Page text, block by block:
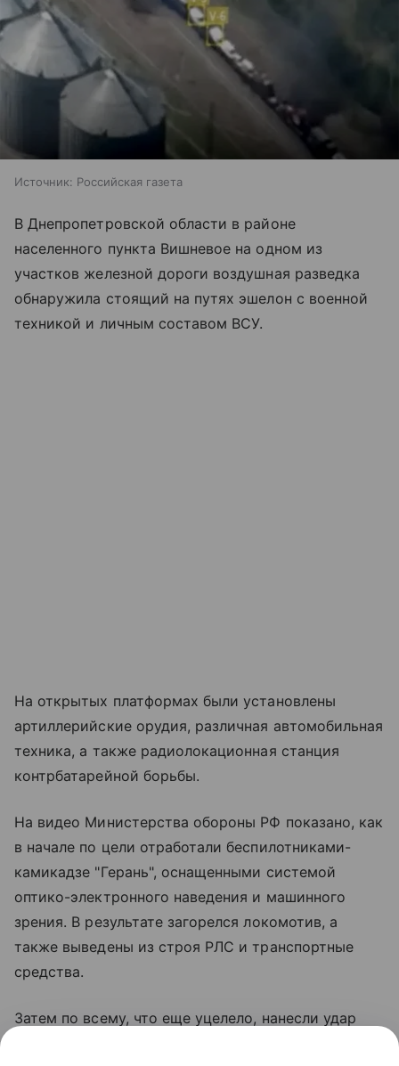
Источник: Российская газета
В Днепропетровской области в районе
населенного пункта Вишневое на одном из
участков железной дороги воздушная разведка
обнаружила стоящий на путях эшелон с военной
техникой и личным составом ВСУ.
На открытых платформах были установлены
артиллерийские орудия, различная автомобильная
техника, а также радиолокационная станция
контрбатарейной борьбы.
На видео Министерства обороны РФ показано, как
в начале по цели отработали беспилотниками-
камикадзе "Герань", оснащенными системой
оптико-электронного наведения и машинного
зрения. В результате загорелся локомотив, а
также выведены из строя РЛС и транспортные
средства.
Затем по всему, что еще уцелело, нанесли удар